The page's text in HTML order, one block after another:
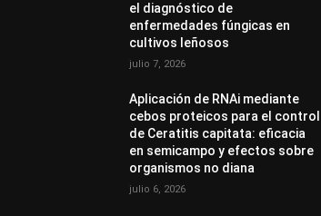
el diagnóstico de
enfermedades fúngicas en
cultivos leñosos
julio 7, 2026
Aplicación de RNAi mediante
cebos proteicos para el control
de Ceratitis capitata: eficacia
en semicampo y efectos sobre
organismos no diana
julio 6, 2026